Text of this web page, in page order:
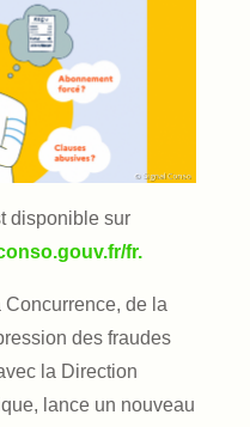
disponible sur
fr.
de la
des fraudes
la Direction
lance un nouveau